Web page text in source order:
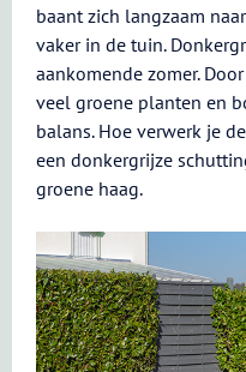
baant zich langzaam
vaker in de tuin.
aankomende zomer.
veel groene planten en
balans. Hoe verwerk je
een donkergrijze
groene haag.